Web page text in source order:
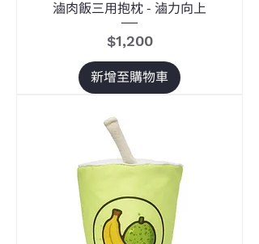
滷肉飯三用抱枕 - 滷力向上
價格
$1,200
新增至購物車